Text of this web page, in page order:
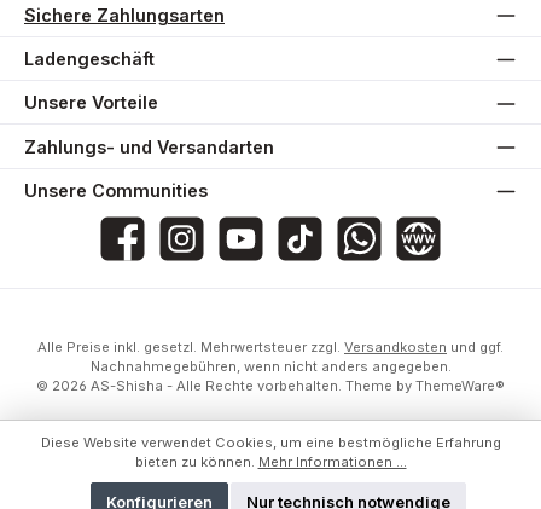
Sichere Zahlungsarten
Ladengeschäft
Unsere Vorteile
Zahlungs- und Versandarten
Unsere Communities
AS-Shishaas_shisha_2020@asshisha7765as_shisha_2020
AS ShishaWebsite
Alle Preise inkl. gesetzl. Mehrwertsteuer zzgl. Versandkosten und ggf.
Nachnahmegebühren, wenn nicht anders angegeben.
© 2026 AS-Shisha - Alle Rechte vorbehalten. Theme by ThemeWare®
Diese Website verwendet Cookies, um eine bestmögliche Erfahrung
bieten zu können. Mehr Informationen ...
Nur technisch notwendige
Konfigurieren